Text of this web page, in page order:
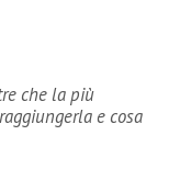
che la più
e cosa